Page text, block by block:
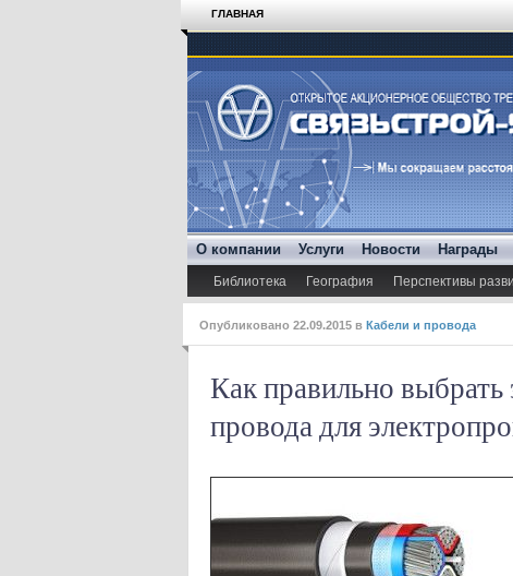
ГЛАВНАЯ
О компании Услуги Новости Награды
Библиотека География Перспективы
Опубликовано 22.09.2015 в Кабели и провода
Как правильно выбрать
провода для